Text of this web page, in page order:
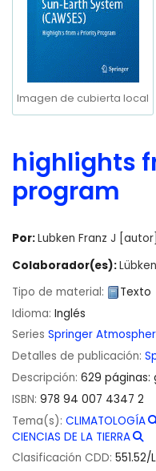
Imagen de cubierta local
highlights
program
Por:Lubken Franz J [autor]
Colaborador(es):
Tipo de material:
Texto
Idioma: Inglés
Series Springer
Detalles de publicación:
Descripción: 629 páginas:
ISBN: 978 94 007 4347 2
Tema(s): CLIMATOLOGÍA
CIENCIAS DE LA TIERRA
Clasificación CDD: 551.52/